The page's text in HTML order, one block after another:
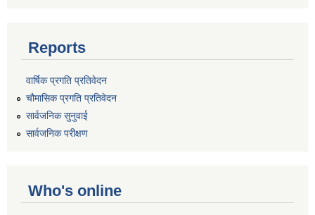
Reports
वार्षिक प्रगति प्रतिवेदन
चौमासिक प्रगति प्रतिवेदन
सार्वजनिक सुनुवाई
सार्वजनिक परीक्षण
Who's online